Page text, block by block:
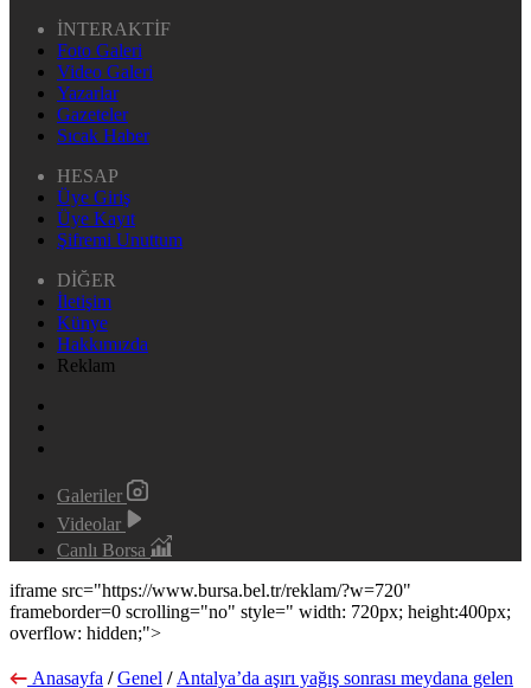
İNTERAKTİF
Foto Galeri
Video Galeri
Yazarlar
Gazeteler
Sıcak Haber
HESAP
Üye Giriş
Üye Kayıt
Şifremi Unuttum
DİĞER
İletişim
Künye
Hakkımızda
Reklam
Galeriler
Videolar
Canlı Borsa
iframe src="https://www.bursa.bel.tr/reklam/?w=720"
frameborder=0 scrolling="no" style=" width: 720px; height:400px;
overflow: hidden;">
Anasayfa / Genel / Antalya’da aşırı yağış sonrası meydana gelen